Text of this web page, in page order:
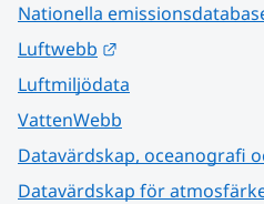
Nationella
Luftwebb
Luftmiljödata
VattenWebb
Datavärdskap, oceanografi
Datavärdskap för